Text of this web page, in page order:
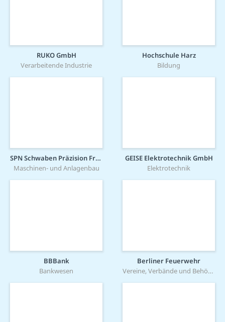
RUKO GmbH
Verarbeitende Industrie
Hochschule Harz
Bildung
SPN Schwaben Präzision Fritz Hopf GmbH
Maschinen- und Anlagenbau
GEISE Elektrotechnik GmbH
Elektrotechnik
BBBank
Bankwesen
Berliner Feuerwehr
Vereine, Verbände und Behörden